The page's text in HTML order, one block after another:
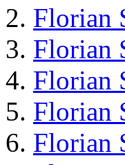
Florian
Florian
Florian
Florian
Florian